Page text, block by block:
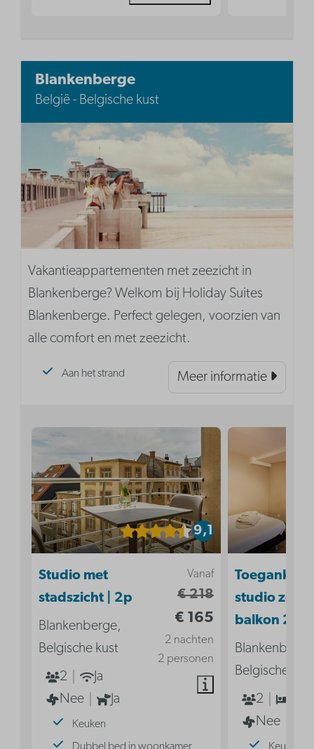
Blankenberge
België - Belgische kust
Vakantieappartementen met zeezicht in
Blankenberge? Welkom bij Holiday Suites
Blankenberge. Perfect gelegen, voorzien van
alle comfort en met zeezicht.
Aan het strand Meer informatie
9,1
Vanaf
€ 218
€ 165
2 nachten
2 personen
Studio met
stadszicht | 2p
Blankenberge,
Belgische kust
2
Ja
Nee
Ja
Keuken
studio
balkon 2p
Belgische
2
Nee